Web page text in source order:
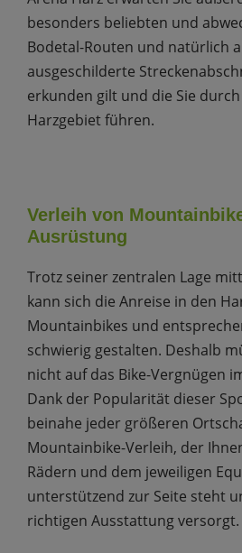
besonders beliebten und
Bodetal-Routen und natürlich
ausgeschilderte
erkunden gilt und die Sie
Harzgebiet führen.
Verleih von
Ausrüstung
Trotz seiner zentralen Lage
kann sich die Anreise in den
Mountainbikes und
schwierig gestalten. Deshalb
nicht auf das Bike-Vergnügen
Dank der Popularität dieser
beinahe jeder größeren
Mountainbike-Verleih, der
Rädern und dem jeweiligen
unterstützend zur Seite steht
richtigen Ausstattung versorgt.